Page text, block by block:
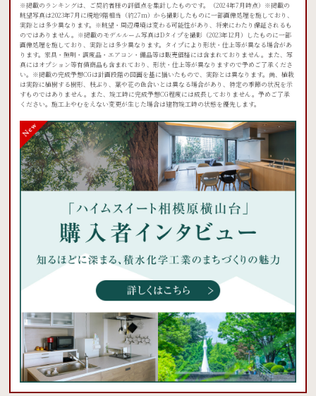
※掲載のランキングは、ご契約者様の評価点を集計したものです。（2024年7月時点）※掲載の
眺望写真は2023年7月に現地9階相当（約27m）から撮影したものに一部画像処理を施しており、
実際とは多少異なります。※眺望・周辺環境は変わる可能性があり、将来にわたり保証されるも
のではありません。※掲載のモデルルーム写真はDタイプを撮影（2023年12月）したものに一部
画像処理を施しており、実際とは多少異なります。タイプにより形状・仕上等が異なる場合があ
ります。家具・照明・調度品・エアコン・備品等は販売価格には含まれておりません。また、写
真にはオプション等有償商品も含まれており、形状・仕上等が異なりますので予めご了承くださ
い。※掲載の完成予想CGは計画段階の図面を基に描いたもので、実際とは異なります。尚、植栽
は実際に植樹する樹形、枝ぶり、葉や花の色合いとは異なる場合があり、特定の季節の状況を示
すものではありません。また、竣工時に完成予想CG程度には成長しておりません。予めご了承
ください。施工上やむをえない変更が生じた場合は建物竣工時の状態を優先します。